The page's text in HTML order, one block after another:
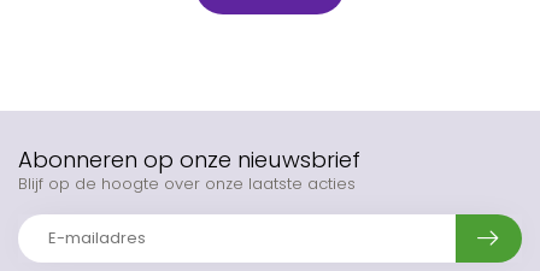
Abonneren op onze nieuwsbrief
Blijf op de hoogte over onze laatste acties